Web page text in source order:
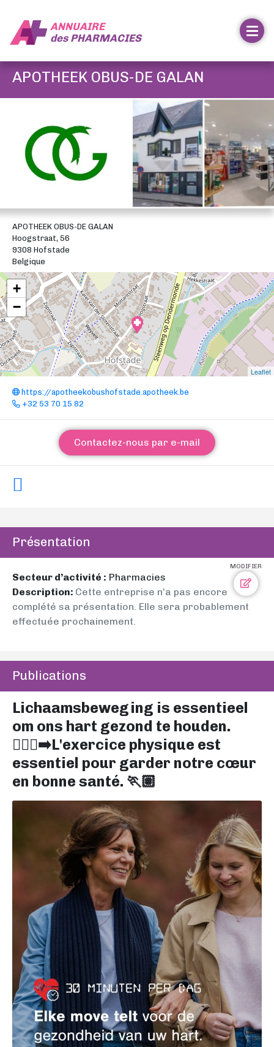
ANNUAIRE
desPHARMACIES
APOTHEEK OBUS-DE GALAN
APOTHEEK OBUS-DE GALAN
Hoogstraat, 56
9308 Hofstade
Belgique
+
−
Leaflet
https://apotheekobushofstade.apotheek.be
+32 53 70 15 82
Contactez-nous par e-mail
Présentation
MODIFIER
Secteur d’activité : Pharmacies
Description: Cette entreprise n’a pas encore
complété sa présentation. Elle sera probablement
effectuée prochainement.
Publications
Lichaamsbeweging is essentieel
om ons hart gezond te houden.
🏃🏽‍♀️‍➡️L'exercice physique est
essentiel pour garder notre cœur
en bonne santé. 🏃🏽